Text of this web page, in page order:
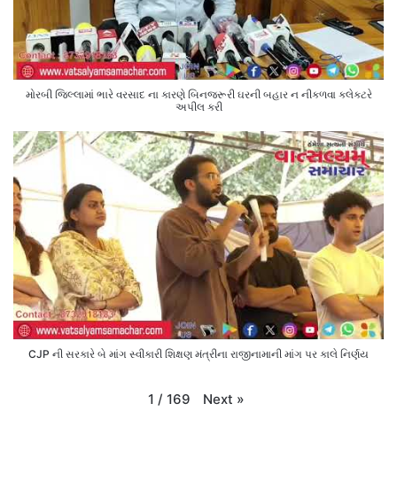
મોરબી જિલ્લામાં ભારે વરસાદ ના કારણે બિનજરૂરી ઘરની બહાર ન નીકળવા કલેક્ટરે
અપીલ કરી
CJP ની સરકારે બે માંગ સ્વીકારી શિક્ષણ મંત્રીના રાજીનામાની માંગ પર કાલે નિર્ણય
1 / 169 Next »